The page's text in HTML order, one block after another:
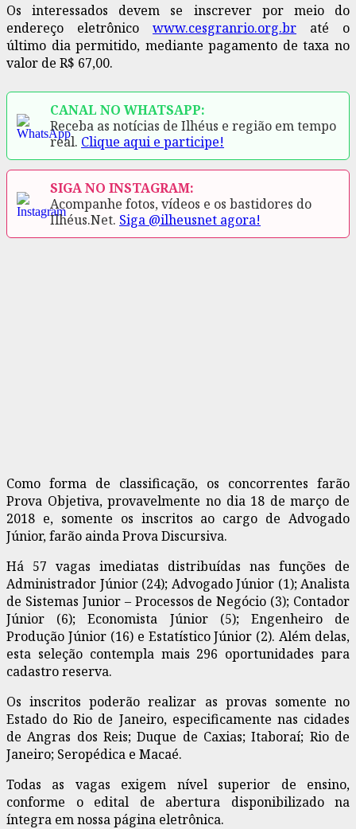
Os interessados devem se inscrever por meio do
endereço eletrônico www.cesgranrio.org.br até o
último dia permitido, mediante pagamento de taxa no
valor de R$ 67,00.
CANAL NO WHATSAPP:
Receba as notícias de Ilhéus e região em tempo
real. Clique aqui e participe!
SIGA NO INSTAGRAM:
Acompanhe fotos, vídeos e os bastidores do
Ilhéus.Net. Siga @ilheusnet agora!
Como forma de classificação, os concorrentes farão
Prova Objetiva, provavelmente no dia 18 de março de
2018 e, somente os inscritos ao cargo de Advogado
Júnior, farão ainda Prova Discursiva.
Há 57 vagas imediatas distribuídas nas funções de
Administrador Júnior (24); Advogado Júnior (1); Analista
de Sistemas Junior – Processos de Negócio (3); Contador
Júnior (6); Economista Júnior (5); Engenheiro de
Produção Júnior (16) e Estatístico Júnior (2). Além delas,
esta seleção contempla mais 296 oportunidades para
cadastro reserva.
Os inscritos poderão realizar as provas somente no
Estado do Rio de Janeiro, especificamente nas cidades
de Angras dos Reis; Duque de Caxias; Itaboraí; Rio de
Janeiro; Seropédica e Macaé.
Todas as vagas exigem nível superior de ensino,
conforme o edital de abertura disponibilizado na
íntegra em nossa página eletrônica.